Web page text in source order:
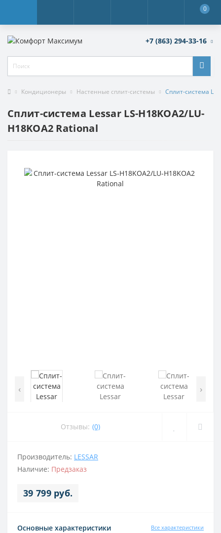
0
+7 (863) 294-33-16
Кондиционеры Настенные сплит-системы Сплит-система
Сплит-система Lessar LS-H18KOA2/LU-
H18KOA2 Rational
‹ ›
Отзывы: (0)
Производитель: LESSAR
Наличие: Предзаказ
39 799 руб.
Основные характеристики Все характеристики